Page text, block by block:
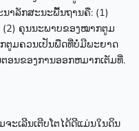
າລັກສະນະພື້ນຖານຄື: (1)
ຄຸນນະພາບຂອງໝາກຕູມ
ຕູມຄວນເປັນພືດທີ່ບໍ່ມີພະຍາດ
ນຂອງການອອກຫມາກເຕັມທີ່.
ະເລີນເຕີບໂຕໄດ້ດີແມ່ນໃນດິນ